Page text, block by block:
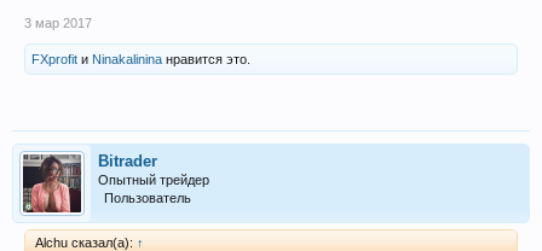
3 мар 2017
FXprofit и Ninakalinina нравится это.
Bitrader
Опытный трейдер
Пользователь
Alchu сказал(а): ↑